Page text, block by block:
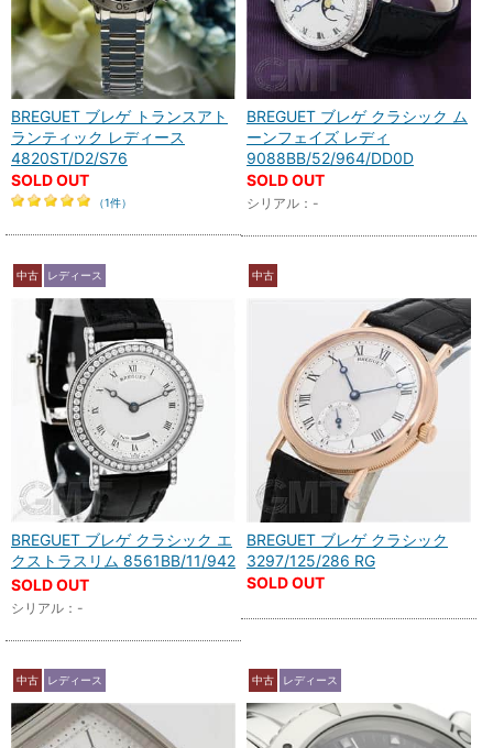
BREGUET ブレゲ トランスアト
ランティック レディース
4820ST/D2/S76
SOLD OUT
（1件）
BREGUET ブレゲ クラシック ム
ーンフェイズ レディ
9088BB/52/964/DD0D
SOLD OUT
シリアル：-
中古 レディース
BREGUET ブレゲ クラシック エ
クストラスリム 8561BB/11/942
SOLD OUT
シリアル：-
中古
BREGUET ブレゲ クラシック
3297/125/286 RG
SOLD OUT
中古 レディース 中古 レディース